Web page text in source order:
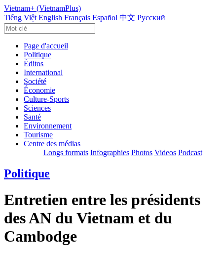
Vietnam+ (VietnamPlus)
Tiếng Việt English Français Español 中文 Русский
Page d'accueil
Politique
Éditos
International
Société
Économie
Culture-Sports
Sciences
Santé
Environnement
Tourisme
Centre des médias
Longs formats Infographies Photos Videos Podcast
Politique
Entretien entre les présidents
des AN du Vietnam et du
Cambodge